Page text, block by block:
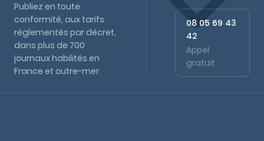
Publiez en toute
conformité, aux tarifs
réglementés par décret,
dans plus de 700
journaux habilités en
France et outre-mer.
08 05 69 43
42
Appel
gratuit